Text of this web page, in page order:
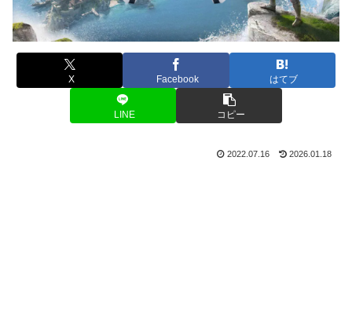
X Facebook はてブ
LINE コピー
2022.07.16 2026.01.18